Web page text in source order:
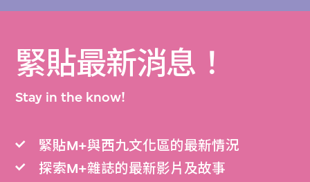
緊貼最新消息！
Stay in the know!
緊貼M+與西九文化區的最新情況
探索M+雜誌的最新影片及故事